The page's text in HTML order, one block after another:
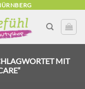
MIT